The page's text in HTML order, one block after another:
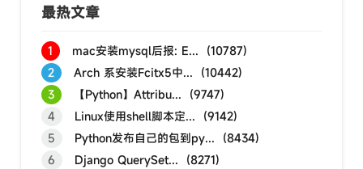
最热文章
1
mac安装mysql后报: E... (10787)
2
Arch 系安装Fcitx5中... (10442)
3
【Python】Attribu... (9747)
4
Linux使用shell脚本定... (9142)
5
Python发布自己的包到py... (8434)
6
Django QuerySet... (8271)